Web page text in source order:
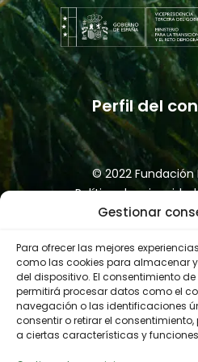
Gestionar
Para ofrecer las mejores
como las cookies para almacenar
del dispositivo. El consentimiento
permitirá procesar datos como el
navegación o las identificaciones
consentir o retirar el
a ciertas características y
como de procesos
productivos.
Perfil del
© 2022 Fundación
Política de privacidad
Accesibilidad